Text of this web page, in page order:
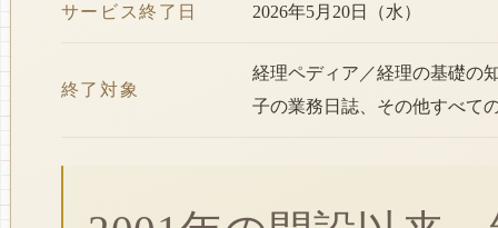
サービス終了日 2026年5月20日（水）
終了対象
経理ペディア／経理の基礎の
子の業務日誌、その他すべて